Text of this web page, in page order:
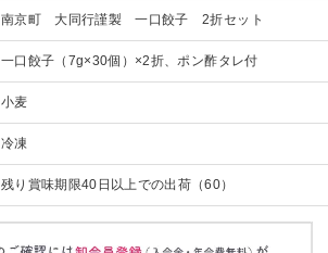
南京町 大同行謹製 一口餃子 2折セット
一口餃子（7g×30個）×2折、ポン酢タレ付
小麦
冷凍
残り賞味期限40日以上での出荷（60）